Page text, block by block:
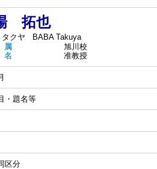
拓也
クヤ
BABA Takuya
旭川校
准教授
・題名等
区分